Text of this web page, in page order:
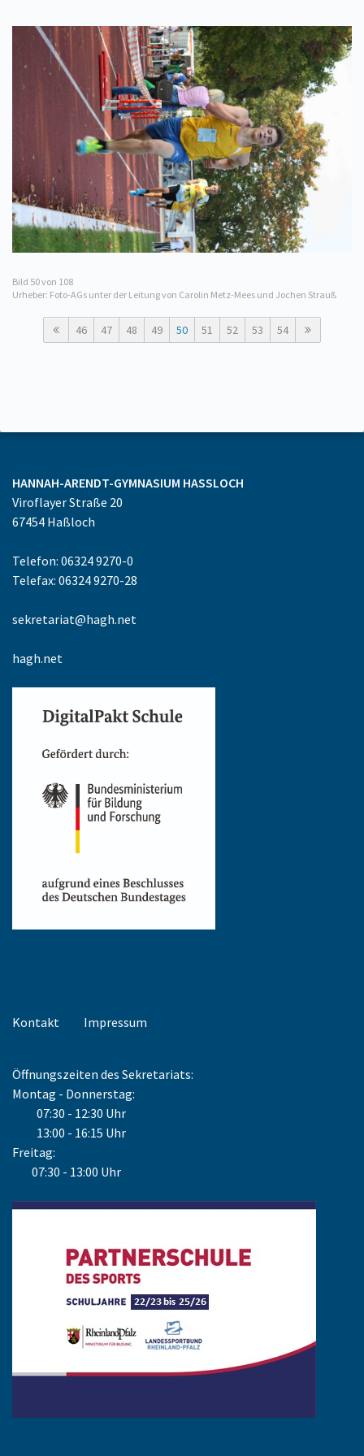
Bild 50von 108
Urheber: Foto-AGs unter der Leitung von Carolin Metz-Mees und Jochen Strauß
46 47 48 49 50 51 52 53 54
HANNAH-ARENDT-GYMNASIUM HASSLOCH
Viroflayer Straße 20
67454 Haßloch
Telefon: 06324 9270-0
Telefax: 06324 9270-28
sekretariat@hagh.net
hagh.net
Kontakt Impressum
Öffnungszeiten des Sekretariats:
Montag - Donnerstag:
07:30 - 12:30 Uhr
13:00 - 16:15 Uhr
Freitag:
07:30 - 13:00 Uhr